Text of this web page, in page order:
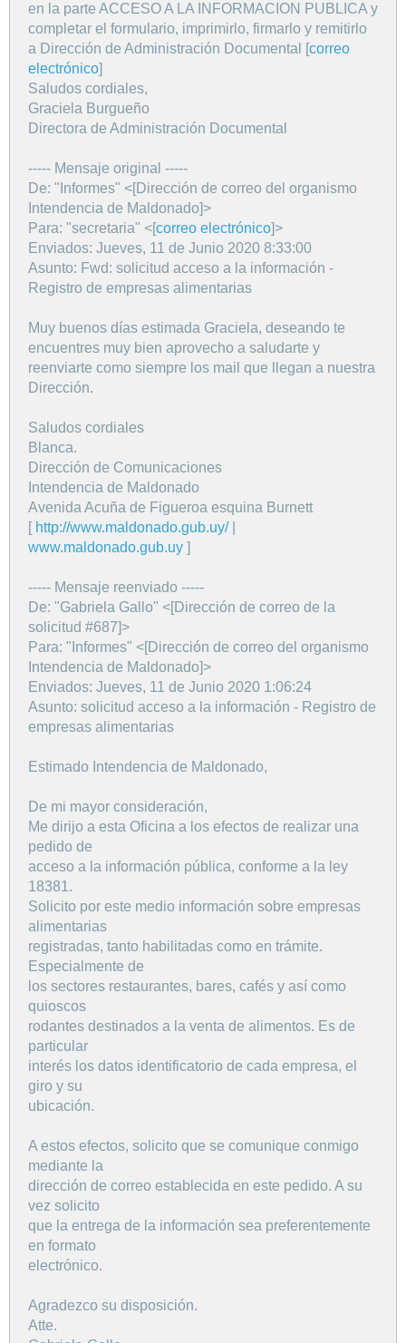
en la parte ACCESO A LA INFORMACION PUBLICA y
completar el formulario, imprimirlo, firmarlo y remitirlo
a Dirección de Administración Documental [correo
electrónico]
Saludos cordiales,
Graciela Burgueño
Directora de Administración Documental
----- Mensaje original -----
De: "Informes" <[Dirección de correo del organismo
Intendencia de Maldonado]>
Para: "secretaria" <[correo electrónico]>
Enviados: Jueves, 11 de Junio 2020 8:33:00
Asunto: Fwd: solicitud acceso a la información -
Registro de empresas alimentarias
Muy buenos días estimada Graciela, deseando te
encuentres muy bien aprovecho a saludarte y
reenviarte como siempre los mail que llegan a nuestra
Dirección.
Saludos cordiales
Blanca.
Dirección de Comunicaciones
Intendencia de Maldonado
Avenida Acuña de Figueroa esquina Burnett
[ http://www.maldonado.gub.uy/|
www.maldonado.gub.uy ]
----- Mensaje reenviado -----
De: "Gabriela Gallo" <[Dirección de correo de la
solicitud #687]>
Para: "Informes" <[Dirección de correo del organismo
Intendencia de Maldonado]>
Enviados: Jueves, 11 de Junio 2020 1:06:24
Asunto: solicitud acceso a la información - Registro de
empresas alimentarias
Estimado Intendencia de Maldonado,
De mi mayor consideración,
Me dirijo a esta Oficina a los efectos de realizar una
pedido de
acceso a la información pública, conforme a la ley
18381.
Solicito por este medio información sobre empresas
alimentarias
registradas, tanto habilitadas como en trámite.
Especialmente de
los sectores restaurantes, bares, cafés y así como
quioscos
rodantes destinados a la venta de alimentos. Es de
particular
interés los datos identificatorio de cada empresa, el
giro y su
ubicación.
A estos efectos, solicito que se comunique conmigo
mediante la
dirección de correo establecida en este pedido. A su
vez solicito
que la entrega de la información sea preferentemente
en formato
electrónico.
Agradezco su disposición.
Atte.